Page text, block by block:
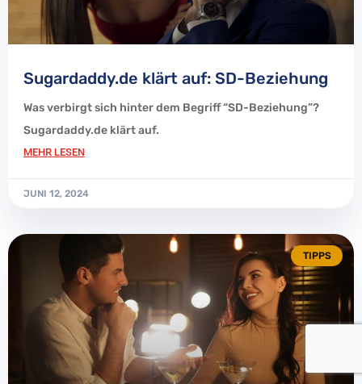
Sugardaddy.de klärt auf: SD-Beziehung
Was verbirgt sich hinter dem Begriff “SD-Beziehung”?
Sugardaddy.de klärt auf.
MEHR LESEN
JUNI 12, 2024
TIPPS